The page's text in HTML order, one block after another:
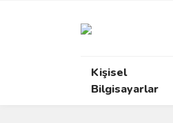
Kişisel
Bilgisayarlar